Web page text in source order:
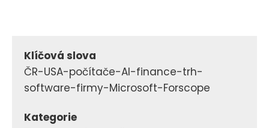
Klíčová slova
ČR-USA-počítače-AI-finance-trh-
software-firmy-Microsoft-Forscope
Kategorie